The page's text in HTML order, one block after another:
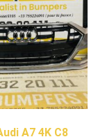
A7 4K C8